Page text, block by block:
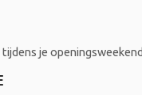
je